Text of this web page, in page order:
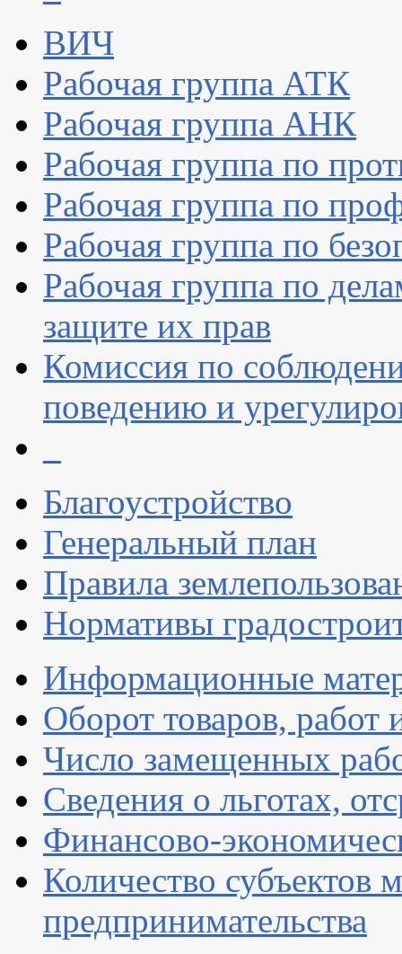
ВИЧ
Рабочая группа АТК
Рабочая группа АНК
Рабочая группа по
Рабочая группа по
Рабочая группа по
Рабочая группа по
защите их прав
Комиссия по
поведению и
Благоустройство
Генеральный план
Правила
Нормативы
Информационные
Оборот товаров, работ
Число замещенных
Сведения о льготах,
Финансово-
Количество субъектов
предпринимательства